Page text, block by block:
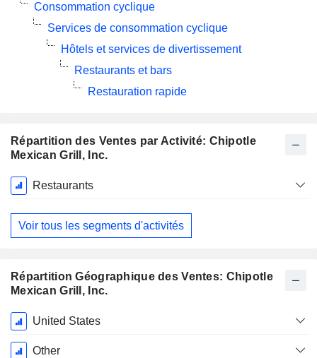
Répartition des Ventes par Activité: Chipotle
Mexican Grill, Inc.
Période
Fiscale:
Décembre
Restaurants
Voir tous les segments d'activités
Répartition Géographique des Ventes: Chipotle
Mexican Grill, Inc.
Période
Fiscale:
Décembre
United States
Other
Consommation cyclique
Services de consommation cyclique
Hôtels et services de divertissement
Restaurants et bars
Restauration rapide